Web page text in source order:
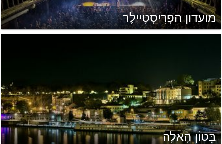
מועדון הפְרִיסְטָיילֶר
בֵּטוֹן הָאלָה